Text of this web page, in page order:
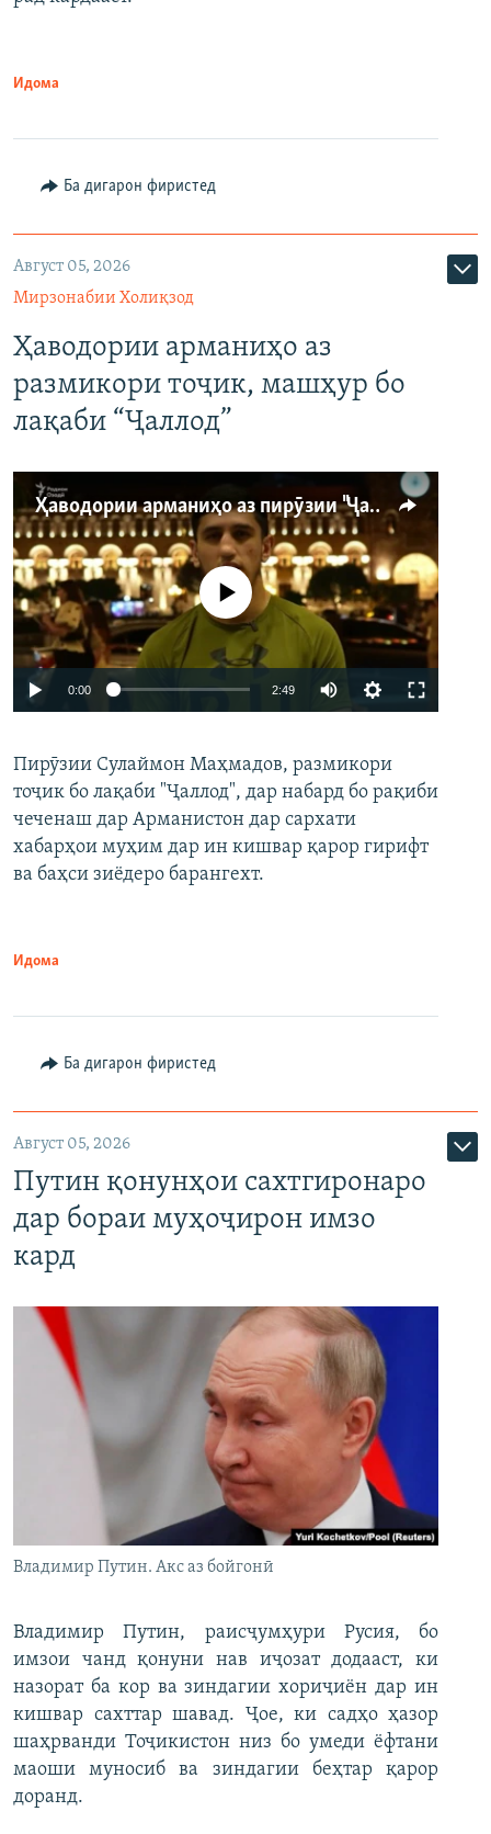
Идома
Ба дигарон фиристед
Август 05, 2026
Мирзонабии Холиқзод
Ҳаводории арманиҳо аз
размикори тоҷик, машҳур бо
лақаби “Ҷаллод”
Ҳаводории арманиҳо аз пирӯзии "Ҷаллод"-и тоҷик
Auto 240p 360p 480p
720p 1080p
Феълан кор намекунад
0:00 2:49
360p
480p
Пирӯзии Сулаймон Маҳмадов, размикори
тоҷик бо лақаби "Ҷаллод", дар набард бо рақиби
чеченаш дар Арманистон дар сархати
хабарҳои муҳим дар ин кишвар қарор гирифт
ва баҳси зиёдеро барангехт.
Идома
Ба дигарон фиристед
Август 05, 2026
Путин қонунҳои сахтгиронаро
дар бораи муҳоҷирон имзо
кард
Владимир Путин. Акс аз бойгонӣ
Владимир Путин, раисҷумҳури Русия, бо
имзои чанд қонуни нав иҷозат додааст, ки
назорат ба кор ва зиндагии хориҷиён дар ин
кишвар сахттар шавад. Ҷое, ки садҳо ҳазор
шаҳрванди Тоҷикистон низ бо умеди ёфтани
маоши муносиб ва зиндагии беҳтар қарор
доранд.